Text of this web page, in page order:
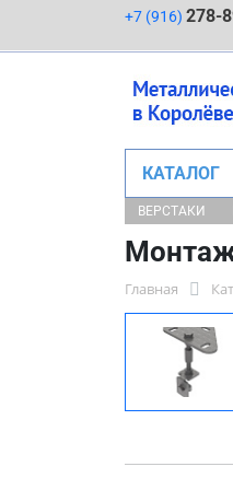
+7 (916) 278-
КАТАЛОГ
ВЕРСТАКИ
Главная